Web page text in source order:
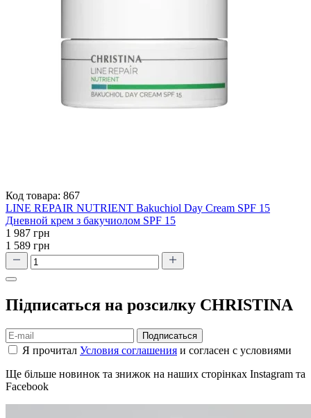
Код товара: 867
LINE REPAIR NUTRIENT Bakuchiol Day Cream SPF 15
Дневной крем з бакучиолом SPF 15
1 987 грн
1 589 грн
Підписаться на розсилку CHRISTINA
Подписаться
Я прочитал Условия соглашения и согласен с условиями
Ще більше новинок та знижок на наших сторінках Instagram та
Facebook